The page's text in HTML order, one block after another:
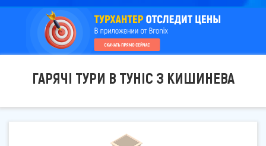
ГАРЯЧІ ТУРИ В ТУНІС З КИШИНЕВА